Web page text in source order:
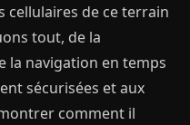
cellulaires de ce terrain
tout, de la
la navigation en temps
sécurisées et aux
comment il